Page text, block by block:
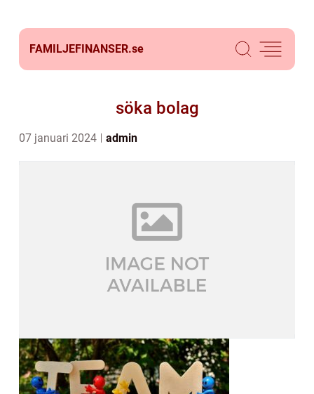
FAMILJEFINANSER.se
söka bolag
07 januari 2024 admin